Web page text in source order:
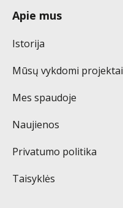
Apie mus
Istorija
Mūsų vykdomi projektai
Mes spaudoje
Naujienos
Privatumo politika
Taisyklės